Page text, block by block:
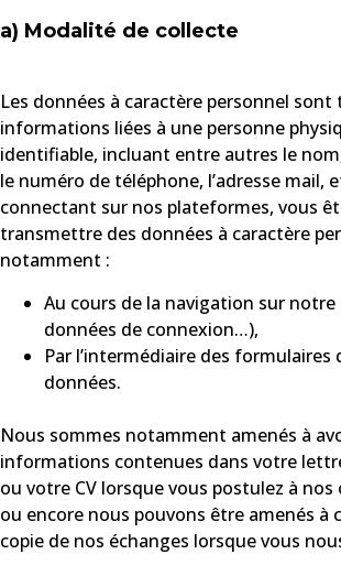
a) Modalité de collecte
Les données à caractère personnel sont
informations liées à une personne
identifiable, incluant entre autres le
le numéro de téléphone, l’adresse mail,
connectant sur nos plateformes, vous
transmettre des données à caractère
notamment :
Au cours de la navigation sur notre
données de connexion…),
Par l’intermédiaire des formulaires
données.
Nous sommes notamment amenés à
informations contenues dans votre
ou votre CV lorsque vous postulez à nos
ou encore nous pouvons être amenés à
copie de nos échanges lorsque vous